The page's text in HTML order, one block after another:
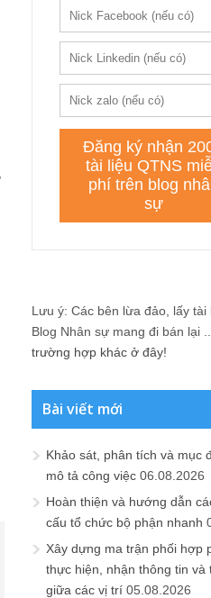
Lưu ý: Các bên lừa đảo, lấy tài
Blog Nhân sự mang đi bán lại
trường hợp khác ở đây!
Bài viết mới
Khảo sát, phân tích và mục
mô tả công việc 06.08.2026
Hoàn thiện và hướng dẫn
cấu tổ chức bộ phận nhanh
Xây dựng ma trận phối hợp
thực hiện, nhận thông tin và
giữa các vị trí 05.08.2026